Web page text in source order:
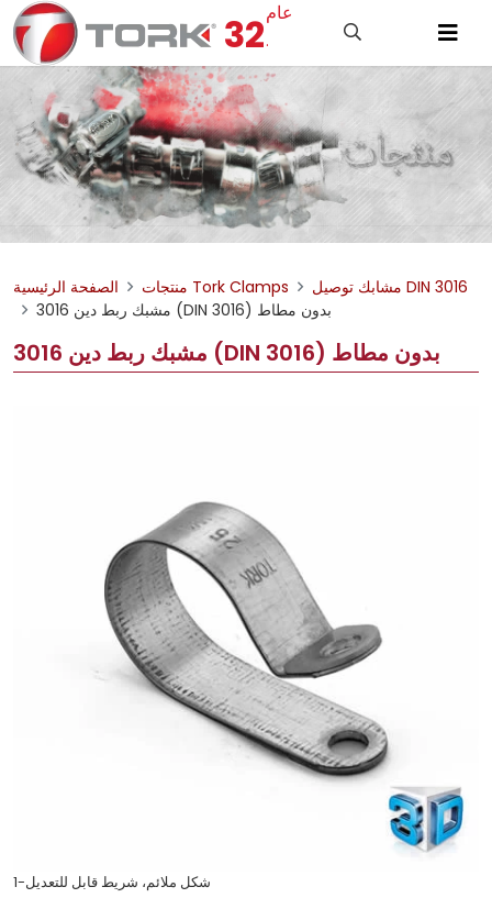
32.
عام
الصفحة الرئيسية منتجات Tork Clamps
مشابك توصيل DIN 3016
مشبك ربط دين 3016 (DIN 3016) بدون مطاط
مشبك ربط دين 3016 (DIN 3016) بدون مطاط
1-شكل ملائم، شريط قابل للتعديل